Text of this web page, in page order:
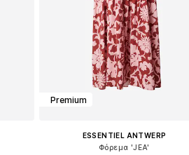
Premium
ESSENTIEL ANTWERP
Φόρεμα 'JEA'